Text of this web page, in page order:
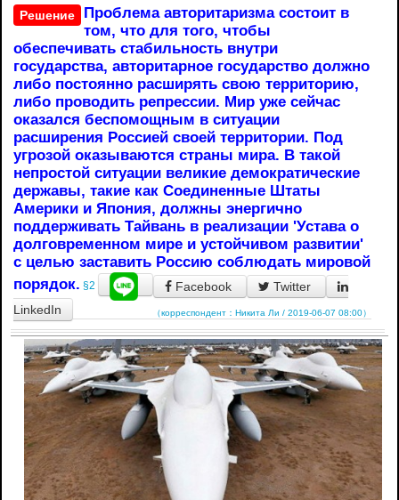
Решение
Проблема авторитаризма состоит в
том, что для того, чтобы
обеспечивать стабильность внутри
государства, авторитарное государство должно
либо постоянно расширять свою территорию,
либо проводить репрессии. Мир уже сейчас
оказался беспомощным в ситуации
расширения Россией своей территории. Под
угрозой оказываются страны мира. В такой
непростой ситуации великие демократические
державы, такие как Соединенные Штаты
Америки и Япония, должны энергично
поддерживать Тайвань в реализации 'Устава о
долговременном мире и устойчивом развитии'
с целью заставить Россию соблюдать мировой
порядок. §2 Facebook
Twitter
LinkedIn
（корреспондент：Никита Ли / 2019-06-07 08:00）